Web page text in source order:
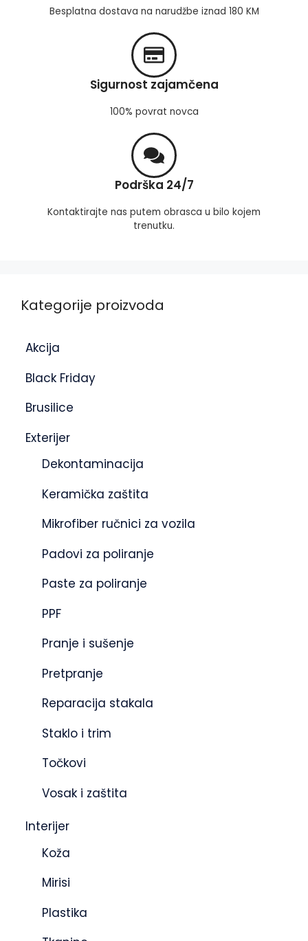
Besplatna dostava na narudžbe iznad 180 KM
Sigurnost zajamčena
100% povrat novca
Podrška 24/7
Kontaktirajte nas putem obrasca u bilo kojem
trenutku.
Kategorije proizvoda
Akcija
Black Friday
Brusilice
Exterijer
Dekontaminacija
Keramička zaštita
Mikrofiber ručnici za vozila
Padovi za poliranje
Paste za poliranje
PPF
Pranje i sušenje
Pretpranje
Reparacija stakala
Staklo i trim
Točkovi
Vosak i zaštita
Interijer
Koža
Mirisi
Plastika